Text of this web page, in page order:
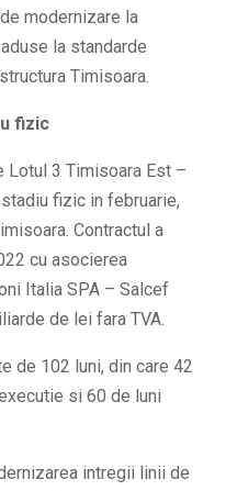
modernizare la
la standarde
Timisoara.
fizic
Lotul 3 Timisoara Est –
fizic in februarie,
Contractul a
cu asocierea
Italia SPA – Salcef
de lei fara TVA.
de 102 luni, din care 42
si 60 de luni
intregii linii de